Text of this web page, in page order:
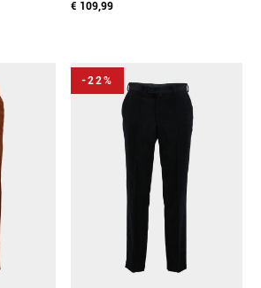
€ 109,99
-22%